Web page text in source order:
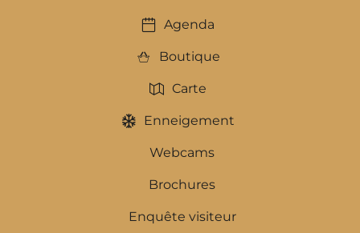
Agenda
Boutique
Carte
Enneigement
Webcams
Brochures
Enquête visiteur